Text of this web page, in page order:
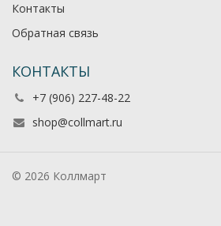
Контакты
Обратная связь
КОНТАКТЫ
+7 (906) 227-48-22
shop@collmart.ru
© 2026 Коллмарт